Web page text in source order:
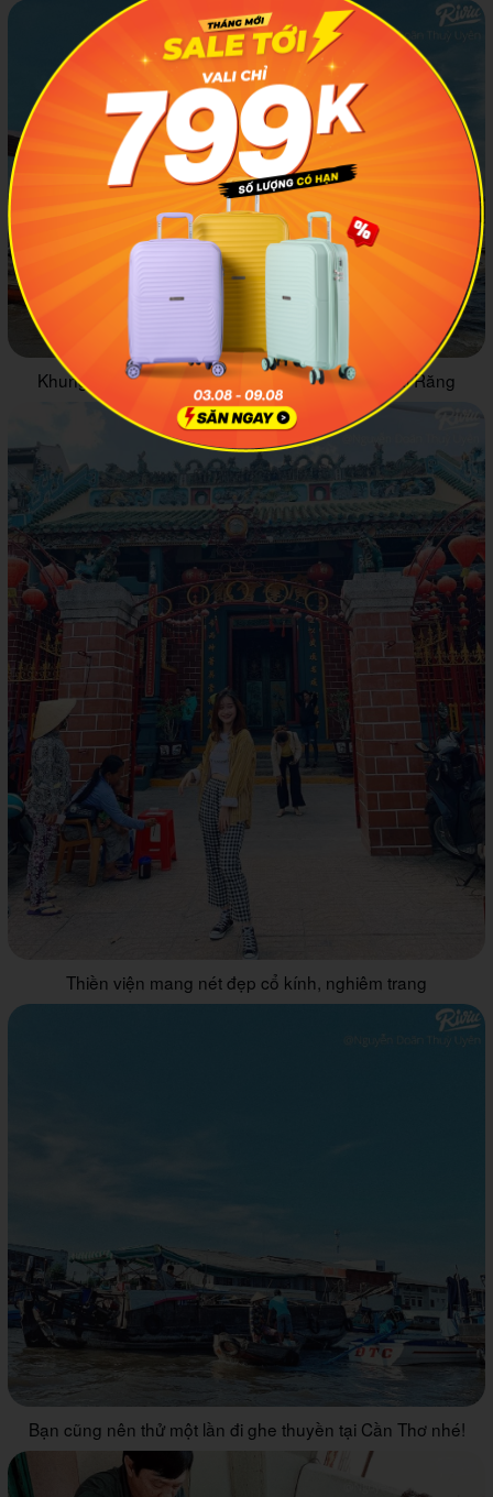
Khung cảnh mua bán nhộn nhịp trên chợ nổi Cái Răng
Thiền viện mang nét đẹp cổ kính, nghiêm trang
Bạn cũng nên thử một lần đi ghe thuyền tại Cần Thơ nhé!